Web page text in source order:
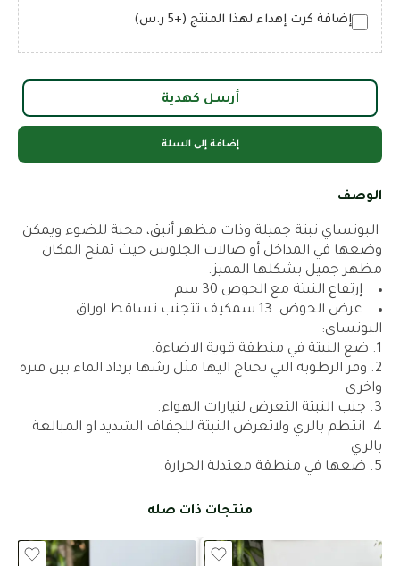
إضافة كرت إهداء لهذا المنتج (+5 ر.س)
إضافة إلى السلة
أرسل كهدية
الوصف
البونساي نبتة جميلة وذات مظهر أنيق، محبة للضوء ويمكن
وضعها في المداخل أو صالات الجلوس حيث تمنح المكان
مظهر جميل بشكلها المميز.
إرتفاع النبتة مع الحوض 30 سم
عرض الحوض 13 سمكيف تتجنب تساقط اوراق
البونساي:
ضع النبتة في منطقة قوية الاضاءة.
وفر الرطوبة التي تحتاج اليها مثل رشها برذاذ الماء بين فترة
واخرى
جنب النبتة التعرض لتيارات الهواء.
انتظم بالري ولاتعرض النبتة للجفاف الشديد او المبالغة
بالري
ضعها في منطقة معتدلة الحرارة.
منتجات ذات صله